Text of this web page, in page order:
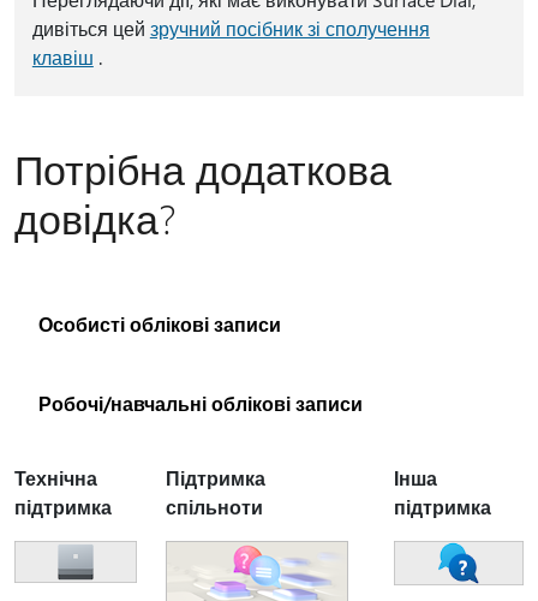
дивіться цей зручний посібник зі сполучення
клавіш .
Потрібна додаткова
довідка?
Особисті облікові записи
Робочі/навчальні облікові записи
Технічна
підтримка
Підтримка
спільноти
Інша
підтримка